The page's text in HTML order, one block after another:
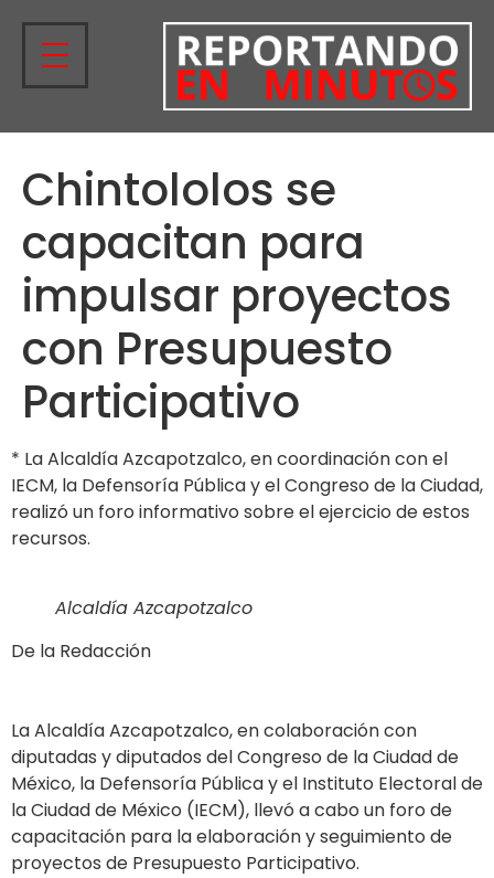
Chintololos se
capacitan para
impulsar proyectos
con Presupuesto
Participativo
* La Alcaldía Azcapotzalco, en coordinación con el
IECM, la Defensoría Pública y el Congreso de la Ciudad,
realizó un foro informativo sobre el ejercicio de estos
recursos.
Alcaldía Azcapotzalco
De la Redacción
La Alcaldía Azcapotzalco, en colaboración con
diputadas y diputados del Congreso de la Ciudad de
México, la Defensoría Pública y el Instituto Electoral de
la Ciudad de México (IECM), llevó a cabo un foro de
capacitación para la elaboración y seguimiento de
proyectos de Presupuesto Participativo.